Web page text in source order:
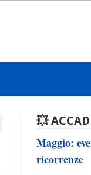
💥
Maggio:
ricorrenze